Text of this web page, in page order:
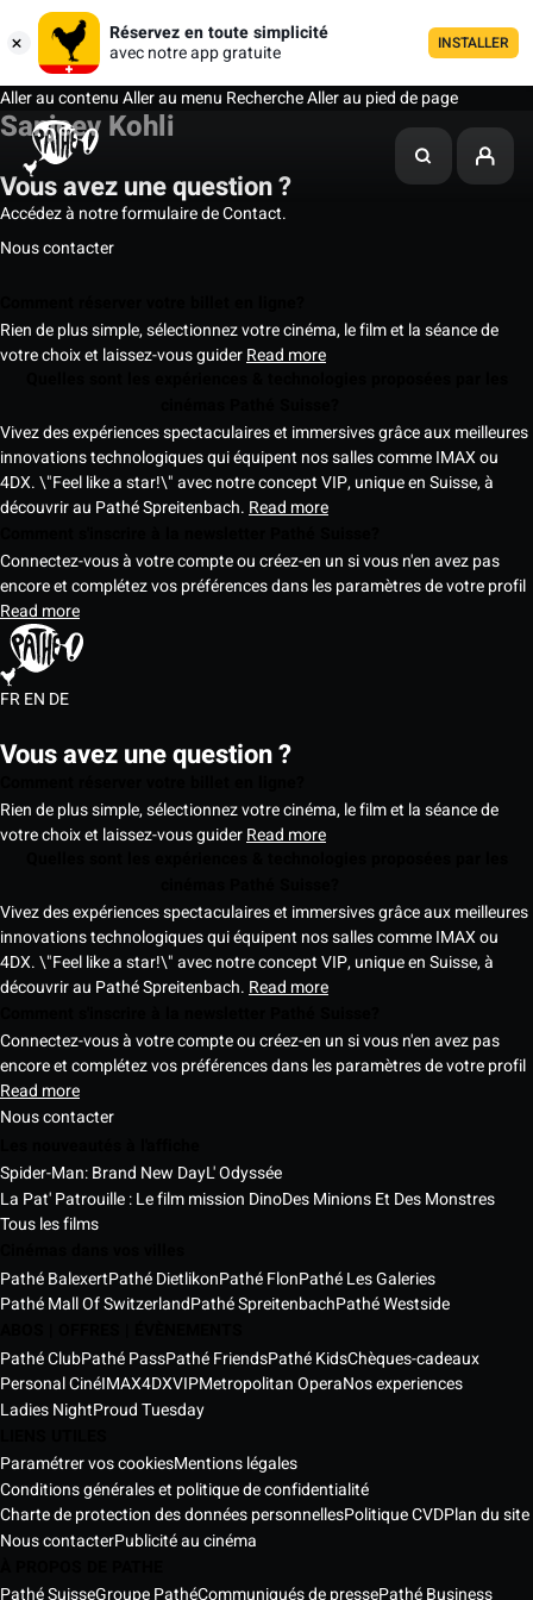
Réservez en toute simplicité
avec notre app gratuite
INSTALLER
Aller au contenuAller au menu RechercheAller au pied de page
Sanjeev Kohli
Vous avez une question ?
Accédez à notre formulaire de Contact.
Nous contacter
Rien de plus simple, sélectionnez votre cinéma, le film et la séance de
votre choix et laissez-vous guiderRead more
Vivez des expériences spectaculaires et immersives grâce aux meilleures
innovations technologiques qui équipent nos salles comme IMAX ou
4DX. \"Feel like a star!\" avec notre concept VIP, unique en Suisse, à
découvrir au Pathé Spreitenbach. Read more
Connectez-vous à votre compte ou créez-en un si vous n'en avez pas
encore et complétez vos préférences dans les paramètres de votre profil
Read more
FREN DE
Vous avez une question ?
Rien de plus simple, sélectionnez votre cinéma, le film et la séance de
votre choix et laissez-vous guiderRead more
Vivez des expériences spectaculaires et immersives grâce aux meilleures
innovations technologiques qui équipent nos salles comme IMAX ou
4DX. \"Feel like a star!\" avec notre concept VIP, unique en Suisse, à
découvrir au Pathé Spreitenbach. Read more
Connectez-vous à votre compte ou créez-en un si vous n'en avez pas
encore et complétez vos préférences dans les paramètres de votre profil
Read more
Nous contacter
Spider-Man: Brand New DayL' Odyssée
La Pat' Patrouille : Le film mission DinoDes Minions Et Des Monstres
Tous les films
Pathé BalexertPathé DietlikonPathé FlonPathé Les Galeries
Pathé Mall Of SwitzerlandPathé SpreitenbachPathé Westside
Pathé ClubPathé PassPathé FriendsPathé KidsChèques-cadeaux
Personal CinéIMAX4DXVIPMetropolitan OperaNos experiences
Ladies NightProud Tuesday
Paramétrer vos cookiesMentions légales
Conditions générales et politique de confidentialité
Charte de protection des données personnellesPolitique CVDPlan du site
Nous contacterPublicité au cinéma
Pathé SuisseGroupe PathéCommuniqués de pressePathé Business